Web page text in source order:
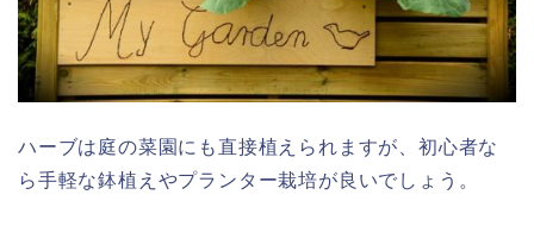
ハーブは庭の菜園にも直接植えられますが、初心者な
ら手軽な鉢植えやプランター栽培が良いでしょう。